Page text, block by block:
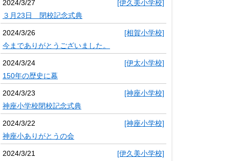
2024/3/27
[伊久美小学校]
３月23日 閉校記念式典
2024/3/26
[相賀小学校]
今までありがとうございました。
2024/3/24
[伊太小学校]
150年の歴史に幕
2024/3/23
[神座小学校]
神座小学校閉校記念式典
2024/3/22
[神座小学校]
神座小ありがとうの会
2024/3/21
[伊久美小学校]